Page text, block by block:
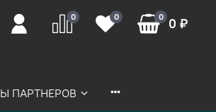
0 0 0 0 ₽
ПАРТНЕРОВ